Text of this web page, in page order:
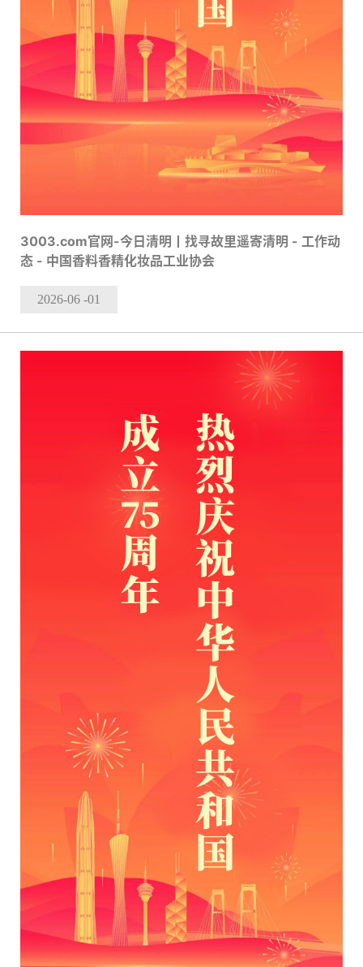
3003.com官网-今日清明丨找寻故里遥寄清明 - 工作动
态 - 中国香料香精化妆品工业协会
2026-06 -01